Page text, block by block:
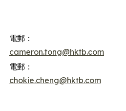
電郵：
cameron.tong@hktb.com
電郵：
chokie.cheng@hktb.com